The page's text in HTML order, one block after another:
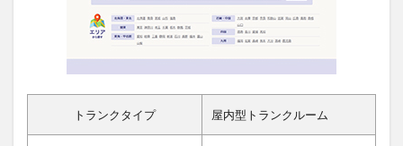
トランクタイプ 屋内型トランクルーム